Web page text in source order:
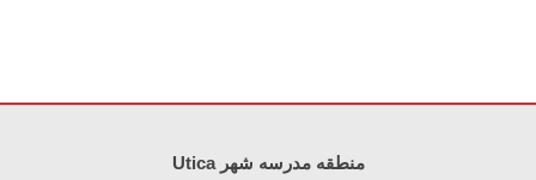
Utica منطقه مدرسه شهر